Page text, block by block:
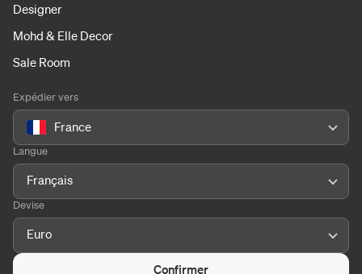
Designer
Mohd & Elle Decor
Sale Room
Expédier vers
France
Langue
Français
Devise
Euro
Confirmer